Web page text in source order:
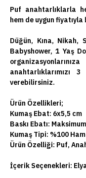
Puf anahtarlıklarla
hem de uygun
Düğün, Kına, Nikah,
Babyshower, 1 Yaş
verebilirsiniz.
Ürün Özellikleri;
Kumaş Ebat: 6x5,5 cm
Baskı Ebatı:
Kumaş Tipi: %100
Ürün Özelliği: Puf,
İçerik Seçenekleri: